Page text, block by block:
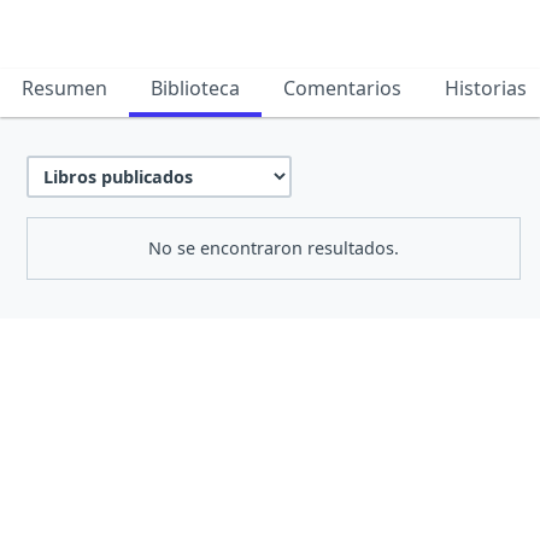
Resumen Biblioteca Comentarios Historias
No se encontraron resultados.